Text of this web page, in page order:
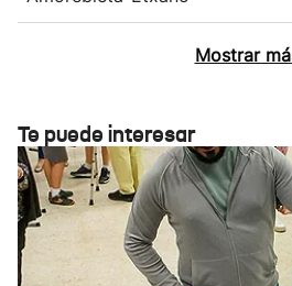
Mostrar
Te puede interesar